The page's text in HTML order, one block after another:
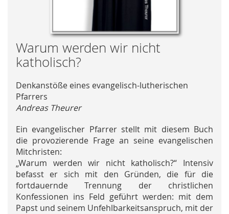
Skip
to
the
of
the
images
Warum werden wir nicht
katholisch?
Denkanstöße eines evangelisch-lutherischen
Pfarrers
Andreas Theurer
Ein evangelischer Pfarrer stellt mit diesem Buch
die provozierende Frage an seine evangelischen
Mitchristen:
„Warum werden wir nicht katholisch?“ Intensiv
befasst er sich mit den Gründen, die für die
fortdauernde Trennung der christlichen
Konfessionen ins Feld geführt werden: mit dem
Papst und seinem Unfehlbarkeitsanspruch, mit der